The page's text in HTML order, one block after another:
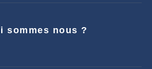
sommes nous ?